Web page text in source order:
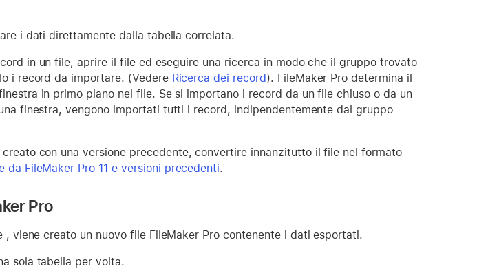
i dati direttamente dalla tabella correlata.
in un file, aprire il file ed eseguire una ricerca in modo che il gruppo trovato
i record da importare. (Vedere Ricerca dei record). FileMaker Pro determina il
in primo piano nel file. Se si importano i record da un file chiuso o da un
finestra, vengono importati tutti i record, indipendentemente dal gruppo
con una versione precedente, convertire innanzitutto il file nel formato
da FileMaker Pro 11 e versioni precedenti.
Pro
viene creato un nuovo file FileMaker Pro contenente i dati esportati.
sola tabella per volta.